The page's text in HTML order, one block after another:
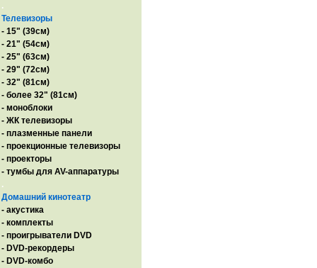
.
Телевизоры
- 15" (39см)
- 21" (54см)
- 25" (63см)
- 29" (72см)
- 32" (81см)
- более 32" (81см)
- моноблоки
- ЖК телевизоры
- плазменные панели
- проекционные телевизоры
- проекторы
- тумбы для AV-аппаратуры
.
Домашний кинотеатр
- акустика
- комплекты
- проигрыватели DVD
- DVD-рекордеры
- DVD-комбо